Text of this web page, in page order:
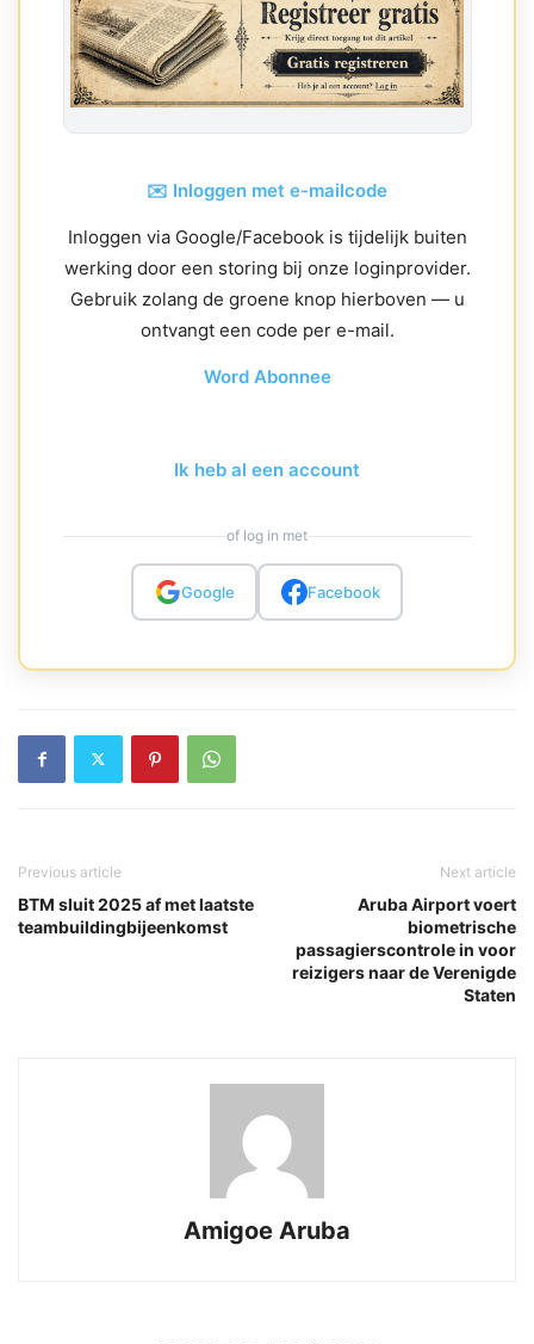
✉️ Inloggen met e-mailcode
Inloggen via Google/Facebook is tijdelijk buiten
werking door een storing bij onze loginprovider.
Gebruik zolang de groene knop hierboven — u
ontvangt een code per e-mail.
Word Abonnee
Ik heb al een account
of log in met
Google Facebook
Previous article
BTM sluit 2025 af met laatste
teambuildingbijeenkomst
Next article
Aruba Airport voert
biometrische
passagierscontrole in voor
reizigers naar de Verenigde
Staten
Amigoe Aruba